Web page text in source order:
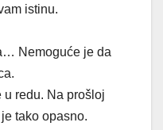
istinu.
Nemoguće je da
u redu. Na prošloj
tako opasno.